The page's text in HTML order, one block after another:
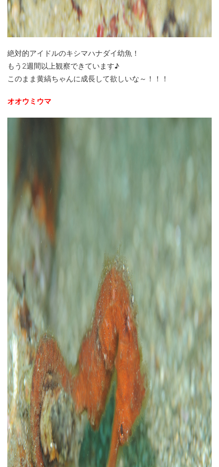
絶対的アイドルのキシマハナダイ幼魚！
もう2週間以上観察できています♪
このまま黄縞ちゃんに成長して欲しいな～！！！
オオウミウマ